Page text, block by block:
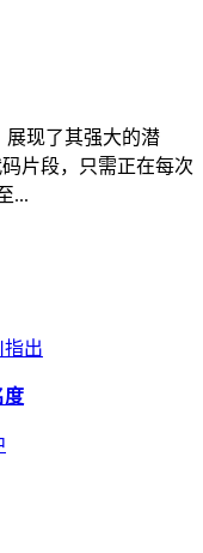
展现了其强大的潜
片段，只需正在每次
...
指出
度